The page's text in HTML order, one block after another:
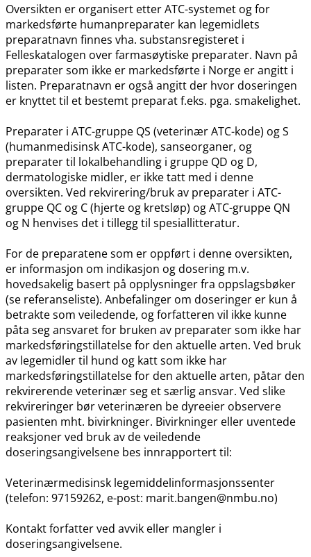
Oversikten er organisert etter ATC-systemet og for
markedsførte humanpreparater kan legemidlets
preparatnavn finnes vha. substansregisteret i
Felleskatalogen over farmasøytiske preparater. Navn på
preparater som ikke er markedsførte i Norge er angitt i
listen. Preparatnavn er også angitt der hvor doseringen
er knyttet til et bestemt preparat f.eks. pga. smakelighet.
Preparater i ATC-gruppe QS (veterinær ATC-kode) og S
(humanmedisinsk ATC-kode), sanseorganer, og
preparater til lokalbehandling i gruppe QD og D,
dermatologiske midler, er ikke tatt med i denne
oversikten. Ved rekvirering​/​bruk av preparater i ATC-
gruppe QC og C (hjerte og kretsløp) og ATC-gruppe QN
og N henvises det i tillegg til spesiallitteratur.
For de preparatene som er oppført i denne oversikten,
er informasjon om indikasjon og dosering m.v.
hovedsakelig basert på opplysninger fra oppslagsbøker
(se referanseliste). Anbefalinger om doseringer er kun å
betrakte som veiledende, og forfatteren vil ikke kunne
påta seg ansvaret for bruken av preparater som ikke har
markedsføringstillatelse for den aktuelle arten. Ved bruk
av legemidler til hund og katt som ikke har
markedsføringstillatelse for den aktuelle arten, påtar den
rekvirerende veterinær seg et særlig ansvar. Ved slike
rekvireringer bør veterinæren be dyreeier observere
pasienten mht. bivirkninger. Bivirkninger eller uventede
reaksjoner ved bruk av de veiledende
doseringsangivelsene bes innrapportert til:
Veterinærmedisinsk legemiddelinformasjonssenter
(telefon: 97159262, e-post: marit.bangen@nmbu.no)
Kontakt forfatter ved avvik eller mangler i
doseringsangivelsene.